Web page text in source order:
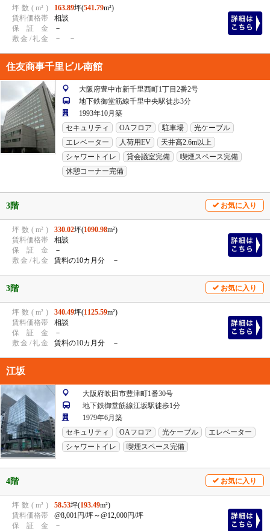
坪 数 ( m² ) 163.89坪(541.79m²)
賃料価格帯
相談
保
証 金
－
敷 金 /礼金 － －
住友商事千里ビル南館
大阪府豊中市新千里西町1丁目2番2号
地下鉄御堂筋線千里中央駅徒歩3分
1993年10月築
セキュリティ
OAフロア 駐車場
光ケーブル
エレベーター
人荷用EV
天井高2.6m以上
シャワートイレ
貸会議室完備
喫煙スペース完備
休憩コーナー完備
3階 お気に入り
坪 数 ( m² ) 330.02坪(1090.98m²)
賃料価格帯
相談
保
証 金
－
敷 金 /礼金 賃料の10カ月分 －
3階 お気に入り
坪 数 ( m² ) 340.49坪(1125.59m²)
賃料価格帯
相談
保
証 金
－
敷 金 /礼金 賃料の10カ月分 －
江坂
大阪府吹田市豊津町1番30号
地下鉄御堂筋線江坂駅徒歩1分
1979年6月築
セキュリティ
OAフロア 光ケーブル
エレベーター
シャワートイレ
喫煙スペース完備
4階 お気に入り
坪 数 ( m² ) 58.53坪(193.49m²)
賃料価格帯 @8,001円/坪～@12,000円/坪
保
証 金
－